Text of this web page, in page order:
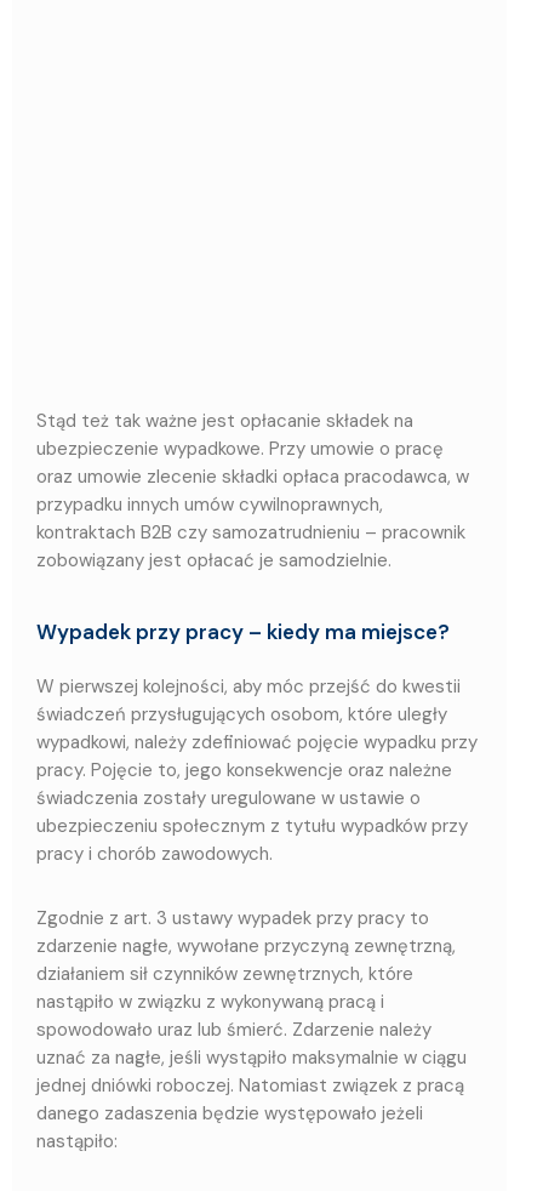
Stąd też tak ważne jest opłacanie składek na
ubezpieczenie wypadkowe. Przy umowie o pracę
oraz umowie zlecenie składki opłaca pracodawca, w
przypadku innych umów cywilnoprawnych,
kontraktach B2B czy samozatrudnieniu – pracownik
zobowiązany jest opłacać je samodzielnie.
Wypadek przy pracy – kiedy ma miejsce?
W pierwszej kolejności, aby móc przejść do kwestii
świadczeń przysługujących osobom, które uległy
wypadkowi, należy zdefiniować pojęcie wypadku przy
pracy. Pojęcie to, jego konsekwencje oraz należne
świadczenia zostały uregulowane w ustawie o
ubezpieczeniu społecznym z tytułu wypadków przy
pracy i chorób zawodowych.
Zgodnie z art. 3 ustawy wypadek przy pracy to
zdarzenie nagłe, wywołane przyczyną zewnętrzną,
działaniem sił czynników zewnętrznych, które
nastąpiło w związku z wykonywaną pracą i
spowodowało uraz lub śmierć. Zdarzenie należy
uznać za nagłe, jeśli wystąpiło maksymalnie w ciągu
jednej dniówki roboczej. Natomiast związek z pracą
danego zadaszenia będzie występowało jeżeli
nastąpiło: